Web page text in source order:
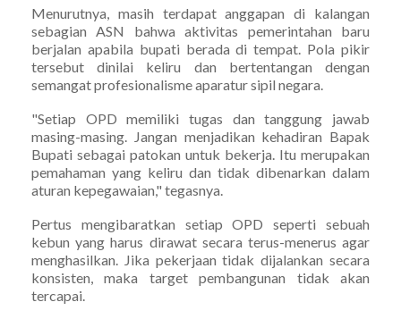
Menurutnya, masih terdapat anggapan di kalangan
sebagian ASN bahwa aktivitas pemerintahan baru
berjalan apabila bupati berada di tempat. Pola pikir
tersebut dinilai keliru dan bertentangan dengan
semangat profesionalisme aparatur sipil negara.
"Setiap OPD memiliki tugas dan tanggung jawab
masing-masing. Jangan menjadikan kehadiran Bapak
Bupati sebagai patokan untuk bekerja. Itu merupakan
pemahaman yang keliru dan tidak dibenarkan dalam
aturan kepegawaian," tegasnya.
Pertus mengibaratkan setiap OPD seperti sebuah
kebun yang harus dirawat secara terus-menerus agar
menghasilkan. Jika pekerjaan tidak dijalankan secara
konsisten, maka target pembangunan tidak akan
tercapai.